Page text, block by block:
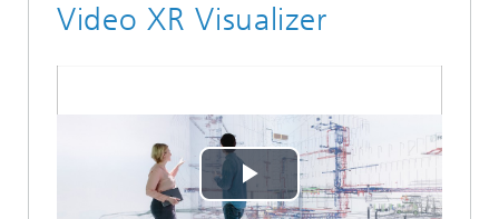
Video XR Visualizer
Play